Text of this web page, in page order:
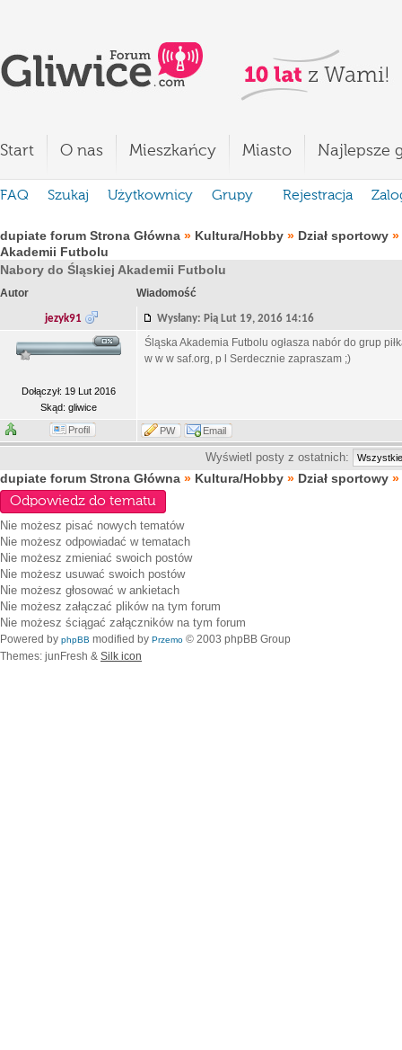
Start O nas Mieszkańcy Miasto Najlepsze
FAQ Szukaj Użytkownicy Grupy Rejestracja
dupiate forum Strona Główna » Kultura/Hobby » Dział sportowy »
Akademii Futbolu
Nabory do Śląskiej Akademii Futbolu
Autor Wiadomość
jezyk91 Wysłany: Pią Lut 19, 2016 14:16
Dołączył: 19 Lut 2016
Skąd: gliwice
Śląska Akademia Futbolu ogłasza nabór do grup
w w w saf.org, p l Serdecznie zapraszam ;)
Profil PW Email
Wyświetl posty z ostatnich:
dupiate forum Strona Główna » Kultura/Hobby » Dział sportowy »
Odpowiedz do tematu
Nie możesz pisać nowych tematów
Nie możesz odpowiadać w tematach
Nie możesz zmieniać swoich postów
Nie możesz usuwać swoich postów
Nie możesz głosować w ankietach
Nie możesz załączać plików na tym forum
Nie możesz ściągać załączników na tym forum
Powered by phpBB modified by Przemo © 2003 phpBB Group
Themes: junFresh & Silk icon